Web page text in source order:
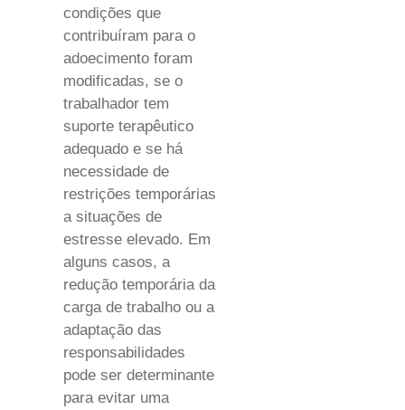
condições que
contribuíram para o
adoecimento foram
modificadas, se o
trabalhador tem
suporte terapêutico
adequado e se há
necessidade de
restrições temporárias
a situações de
estresse elevado. Em
alguns casos, a
redução temporária da
carga de trabalho ou a
adaptação das
responsabilidades
pode ser determinante
para evitar uma